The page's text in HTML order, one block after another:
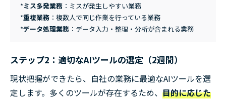
*ミス多発業務 ：ミスが発生しやすい業務
*重複業務 ：複数人で同じ作業を行っている業務
*データ処理業務 ：データ入力・整理・分析が含まれる業務
ステップ2：適切なAIツールの選定（2週間）
現状把握ができたら、自社の業務に最適なAIツールを選
定します。多くのツールが存在するため、 目的に応じた